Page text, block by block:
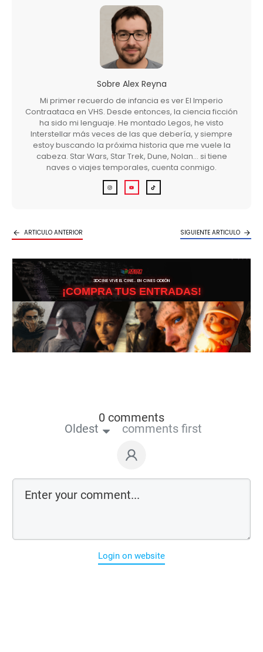
Sobre Alex Reyna
Mi primer recuerdo de infancia es ver El Imperio
Contraataca en VHS. Desde entonces, la ciencia ficción
ha sido mi lenguaje. He montado Legos, he visto
Interstellar más veces de las que debería, y siempre
estoy buscando la próxima historia que me vuele la
cabeza. Star Wars, Star Trek, Dune, Nolan… si tiene
naves o viajes temporales, cuenta conmigo.
ARTICULO ANTERIOR SIGUIENTE ARTICULO
3DCINE VIVE EL CINE… EN CINES ODEÓN
¡COMPRA TUS ENTRADAS!
0 comments
Oldest comments first
Login on website